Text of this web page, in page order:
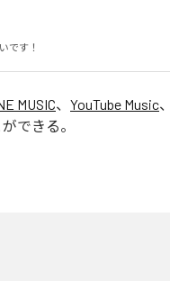
です！
MUSIC、 YouTube Music、
できる。